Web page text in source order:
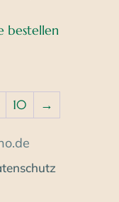
bestellen
10 →